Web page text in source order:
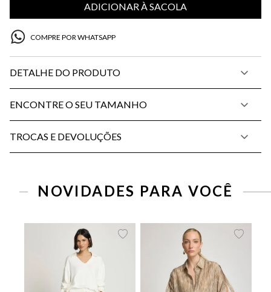
ADICIONAR À SACOLA
COMPRE POR WHATSAPP
DETALHE DO PRODUTO
ENCONTRE O SEU TAMANHO
TROCAS E DEVOLUÇÕES
NOVIDADES PARA VOCÊ
G